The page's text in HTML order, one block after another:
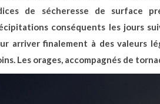
de sécheresse de surface
conséquents les jours
arriver finalement à des valeurs
Les orages, accompagnés de